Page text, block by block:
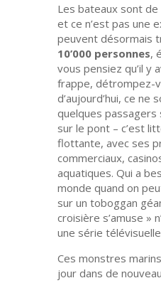
Les bateaux sont
et ce n’est pas une
peuvent désormais
10’000 personnes,
vous pensiez qu’il y
frappe, détrompez-
d’aujourd’hui, ce ne
quelques passagers
sur le pont – c’est
flottante, avec ses
commerciaux,
aquatiques. Qui a
monde quand on
sur un toboggan
croisière s’amuse »
une série
Ces monstres
jour dans de